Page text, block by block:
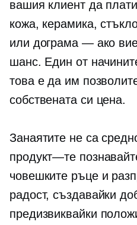
вашия клиент да
кожа, керамика,
или дограма — ако
шанс. Един от
това е да им
собствената си цена.
Занаятите не са
продукт—те
човешките ръце и
радост, създавайки
предизвиквайки